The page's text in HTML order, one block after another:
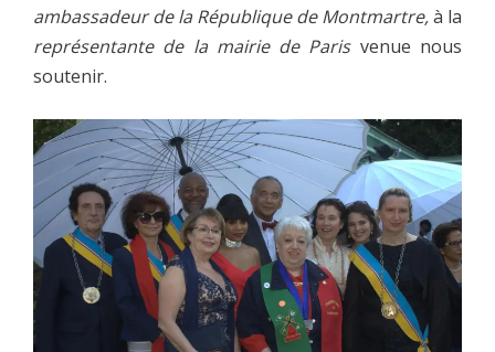
ambassadeur de la République de Montmartre,à la
représentante de la mairie de Parisvenue nous
soutenir.